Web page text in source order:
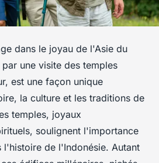
dans le joyau de l'Asie du
une visite des temples
est une façon unique
la culture et les traditions de
temples, joyaux
soulignent l'importance
l'histoire de l'Indonésie. Autant